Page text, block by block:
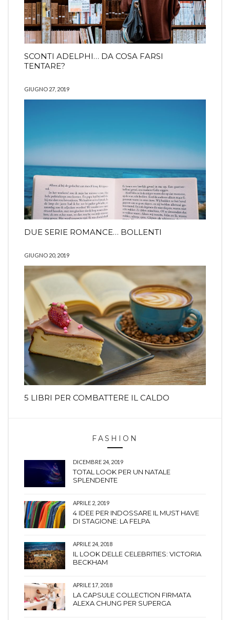
SCONTI ADELPHI… DA COSA FARSI
TENTARE?
GIUGNO 27, 2019
DUE SERIE ROMANCE… BOLLENTI
GIUGNO 20, 2019
5 LIBRI PER COMBATTERE IL CALDO
FASHION
DICEMBRE 24, 2019
TOTAL LOOK PER UN NATALE
SPLENDENTE
APRILE 2, 2019
4 IDEE PER INDOSSARE IL MUST HAVE
DI STAGIONE: LA FELPA
APRILE 24, 2018
IL LOOK DELLE CELEBRITIES: VICTORIA
BECKHAM
APRILE 17, 2018
LA CAPSULE COLLECTION FIRMATA
ALEXA CHUNG PER SUPERGA